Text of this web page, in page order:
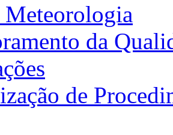
Meteorologia
da
de